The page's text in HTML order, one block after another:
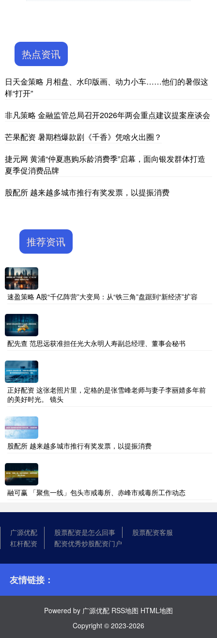
热点资讯
日天金策略 月相盘、水印版画、动力小车……他们的暑假这
样“打开”
非凡策略 金融监管总局召开2026年两会重点建议提案座谈会
芒果配资 暑期档爆款剧《千香》凭啥火出圈？
捷元网 黄浦“仲夏惠购乐龄消费季”启幕，面向银发群体打造
夏季促消费品牌
股配所 越来越多城市推行有奖发票，以提振消费
推荐资讯
速盈策略 A股“千亿阵营”大变局：从“铁三角”盘踞到“新经济”扩容
配先查 范思远获准担任光大永明人寿副总经理、董事会秘书
正好配资 这张老照片里，定格的是张雪峰老师与妻子李丽婧多年前
的美好时光。 镜头
股配所 越来越多城市推行有奖发票，以提振消费
融可赢 「聚焦一线」包头市戒毒所、赤峰市戒毒所工作动态
广源优配 股票配资是怎么回事
股票配资客服
杠杆配资
配资优秀炒股配资门户
友情链接：
Powered by 广源优配 RSS地图 HTML地图
Copyright © 2023-2026